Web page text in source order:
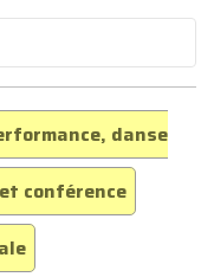
danse
conférence